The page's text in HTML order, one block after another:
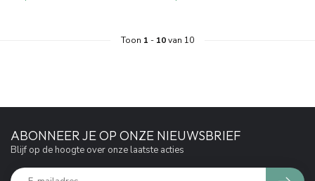
Toon 1 - 10van 10
ABONNEER JE OP ONZE NIEUWSBRIEF
Blijf op de hoogte over onze laatste acties